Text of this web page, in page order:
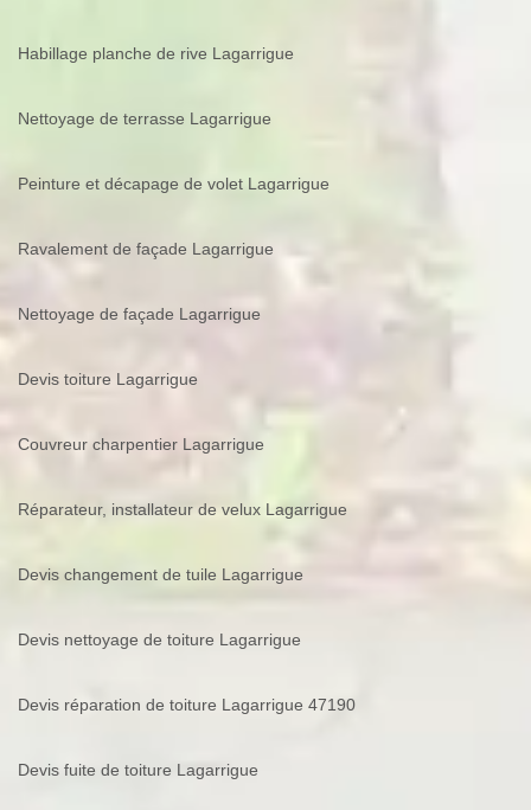
Habillage planche de rive Lagarrigue
Nettoyage de terrasse Lagarrigue
Peinture et décapage de volet Lagarrigue
Ravalement de façade Lagarrigue
Nettoyage de façade Lagarrigue
Devis toiture Lagarrigue
Couvreur charpentier Lagarrigue
Réparateur, installateur de velux Lagarrigue
Devis changement de tuile Lagarrigue
Devis nettoyage de toiture Lagarrigue
Devis réparation de toiture Lagarrigue 47190
Devis fuite de toiture Lagarrigue